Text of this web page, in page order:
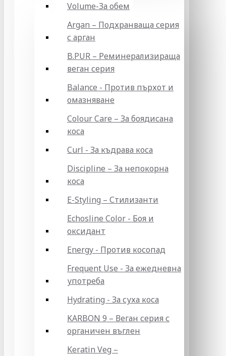
Volume-За обем
Argan – Подхранваща серия
с арган
B.PUR – Реминерализираща
веган серия
Balance - Против пърхот и
омазняване
Colour Care – За боядисана
коса
Curl - За къдрава коса
Discipline – За непокорна
коса
E-Styling – Стилизанти
Echosline Color - Боя и
оксидант
Energy - Против косопад
Frequent Use - За ежедневна
употреба
Hydrating - За суха коса
KARBON 9 – Веган серия с
органичен въглен
Keratin Veg –